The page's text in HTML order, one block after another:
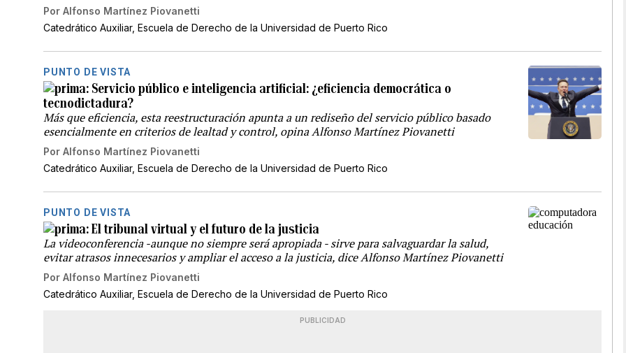
Por Alfonso Martínez Piovanetti
Catedrático Auxiliar, Escuela de Derecho de la Universidad de Puerto Rico
PUNTO DE VISTA
Servicio público e inteligencia artificial: ¿eficiencia democrática o
tecnodictadura?
Más que eficiencia, esta reestructuración apunta a un rediseño del servicio público basado
esencialmente en criterios de lealtad y control, opina Alfonso Martínez Piovanetti
Por Alfonso Martínez Piovanetti
Catedrático Auxiliar, Escuela de Derecho de la Universidad de Puerto Rico
PUNTO DE VISTA
El tribunal virtual y el futuro de la justicia
La videoconferencia -aunque no siempre será apropiada - sirve para salvaguardar la salud,
evitar atrasos innecesarios y ampliar el acceso a la justicia, dice Alfonso Martínez Piovanetti
Por Alfonso Martínez Piovanetti
Catedrático Auxiliar, Escuela de Derecho de la Universidad de Puerto Rico
PUBLICIDAD